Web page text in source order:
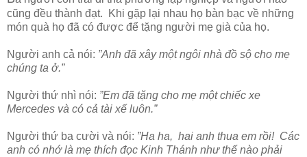
cũng đều thành đạt. Khi gặp lại nhau họ bàn bạc về những
món quà họ đã có được để tặng người mẹ già của họ.
Người anh cả nói: ”Anh đã xây một ngôi nhà đồ sộ cho mẹ
chúng ta ở.”
Người thứ nhì nói: ”Em đã tặng cho mẹ một chiếc xe
Mercedes và có cả tài xế luôn.”
Người thứ ba cười và nói: ”Ha ha, hai anh thua em rồi! Các
anh có nhớ là mẹ thích đọc Kinh Thánh như thế nào phải